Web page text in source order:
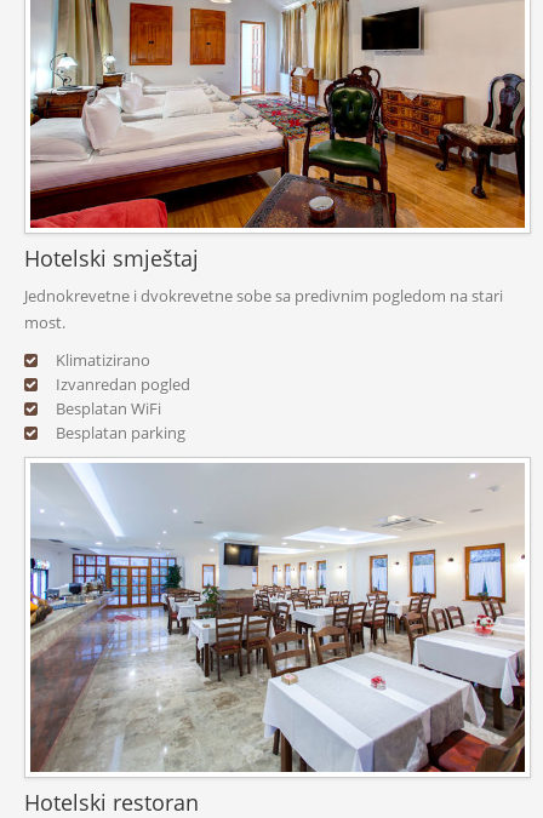
Hotelski smještaj
Jednokrevetne i dvokrevetne sobe sa predivnim pogledom na stari
most.
Klimatizirano
Izvanredan pogled
Besplatan WiFi
Besplatan parking
Hotelski restoran